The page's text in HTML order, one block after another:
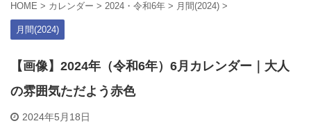
HOME > カレンダー > 2024・令和6年 > 月間(2024) >
月間(2024)
【画像】2024年（令和6年）6月カレンダー｜大人
の雰囲気ただよう赤色
2024年5月18日